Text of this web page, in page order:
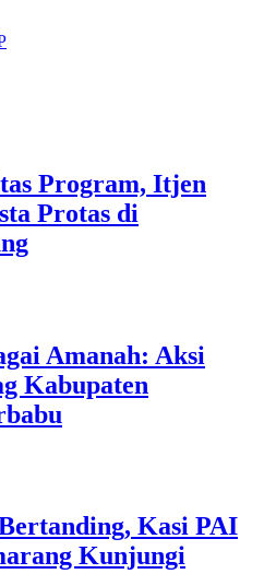
Program, Itjen
Protas di
Amanah: Aksi
Kabupaten
Kasi PAI
Kunjungi